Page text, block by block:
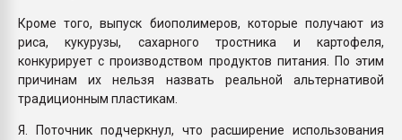
Кроме того, выпуск биополимеров, которые получают из
риса, кукурузы, сахарного тростника и картофеля,
конкурирует с производством продуктов питания. По этим
причинам их нельзя назвать реальной альтернативой
традиционным пластикам.
Я. Поточник подчеркнул, что расширение использования